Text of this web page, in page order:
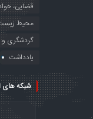
قضایی،
محیط
گردشگری و
یادداشت
شبکه های